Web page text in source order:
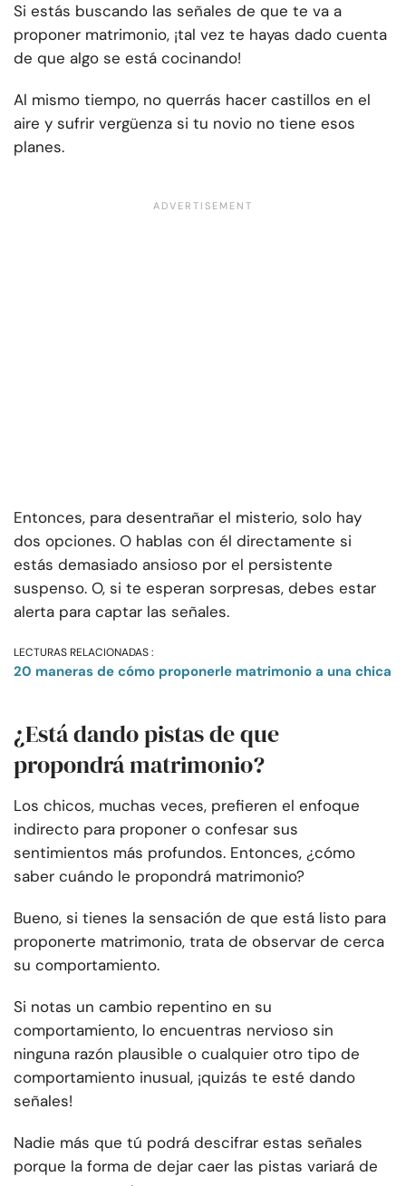
Si estás buscando las señales de que te va a
proponer matrimonio, ¡tal vez te hayas dado cuenta
de que algo se está cocinando!
Al mismo tiempo, no querrás hacer castillos en el
aire y sufrir vergüenza si tu novio no tiene esos
planes.
Entonces, para desentrañar el misterio, solo hay
dos opciones. O hablas con él directamente si
estás demasiado ansioso por el persistente
suspenso. O, si te esperan sorpresas, debes estar
alerta para captar las señales.
LECTURAS RELACIONADAS :
20 maneras de cómo proponerle matrimonio a una chica
¿Está dando pistas de que
propondrá matrimonio?
Los chicos, muchas veces, prefieren el enfoque
indirecto para proponer o confesar sus
sentimientos más profundos. Entonces, ¿cómo
saber cuándo le propondrá matrimonio?
Bueno, si tienes la sensación de que está listo para
proponerte matrimonio, trata de observar de cerca
su comportamiento.
Si notas un cambio repentino en su
comportamiento, lo encuentras nervioso sin
ninguna razón plausible o cualquier otro tipo de
comportamiento inusual, ¡quizás te esté dando
señales!
Nadie más que tú podrá descifrar estas señales
porque la forma de dejar caer las pistas variará de